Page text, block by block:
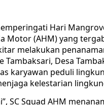
Hari
Motor (AHM) yang
melakukan
Desa
karyawan peduli
kelestarian
SC Squad AHM